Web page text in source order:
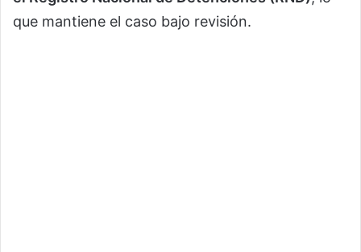
que mantiene el caso bajo revisión.